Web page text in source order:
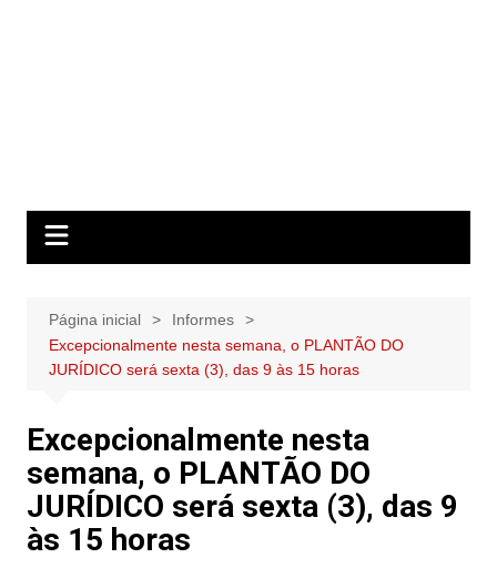
Página inicial
Informes
Excepcionalmente nesta semana, o PLANTÃO DO
JURÍDICO será sexta (3), das 9 às 15 horas
Excepcionalmente nesta
semana, o PLANTÃO DO
JURÍDICO será sexta (3), das 9
às 15 horas